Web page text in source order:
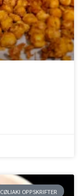
CØLIAKI OPPSKRIFTER